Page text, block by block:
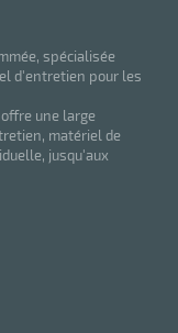
spécialisée
d'entretien pour les
une large
matériel de
jusqu'aux